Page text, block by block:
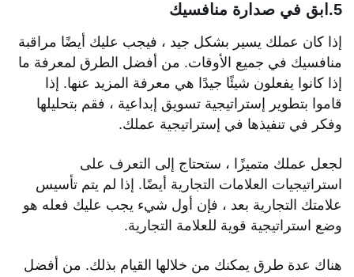
5.ابق في صدارة منافسيك
إذا كان عملك يسير بشكل جيد ، فيجب عليك أيضًا مراقبة
منافسيك في جميع الأوقات. من أفضل الطرق لمعرفة ما
إذا كانوا يفعلون شيئًا جيدًا هي معرفة المزيد عنها. إذا
قاموا بتطوير إستراتيجية تسويق إبداعية ، فقم بتحليلها
وفكر في تنفيذها في إستراتيجية عملك.
لجعل عملك متميزًا ، ستحتاج إلى التعرف على
استراتيجيات العلامات التجارية أيضًا. إذا لم يتم تأسيس
علامتك التجارية بعد ، فإن أول شيء يجب عليك فعله هو
وضع استراتيجية قوية للعلامة التجارية.
هناك عدة طرق يمكنك من خلالها القيام بذلك. من أفضل